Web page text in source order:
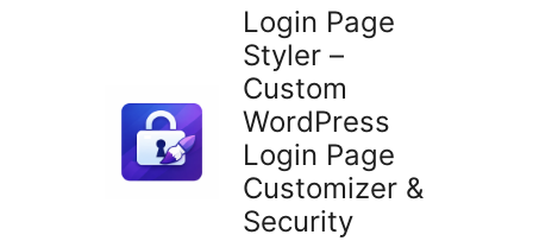
Login Page
Styler –
Custom
WordPress
Login Page
Customizer &
Security